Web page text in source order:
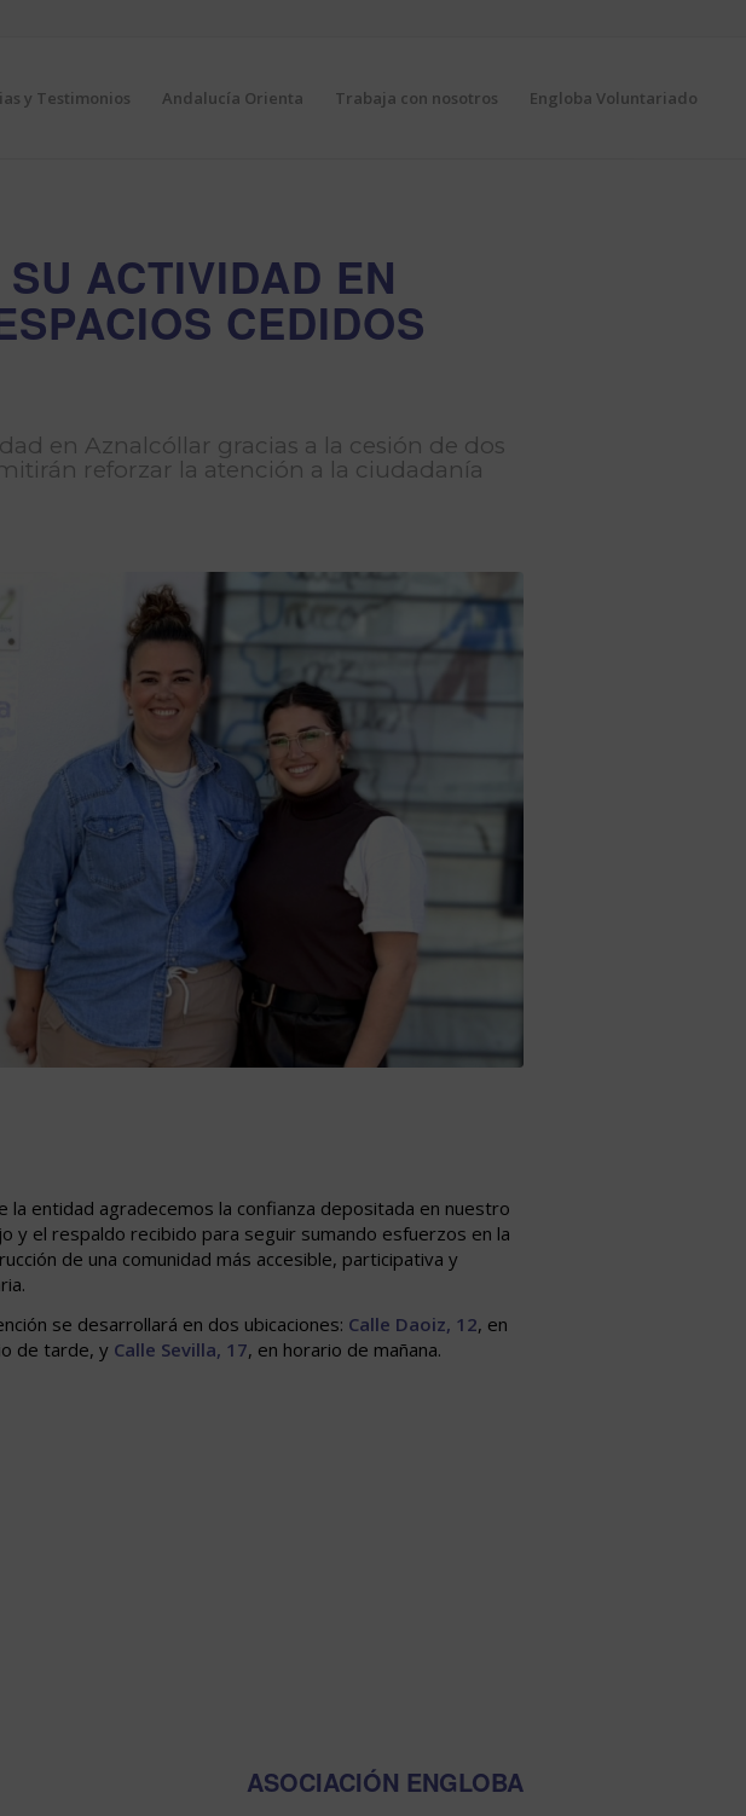
y Testimonios Andalucía Orienta Trabaja con nosotros Engloba Voluntariado
ACTIVIDAD EN
CEDIDOS
en Aznalcóllar gracias a la cesión de dos
reforzar la atención a la ciudadanía
la entidad agradecemos la confianza depositada en nuestro
y el respaldo recibido para seguir sumando esfuerzos en la
de una comunidad más accesible, participativa y
se desarrollará en dos ubicaciones: Calle Daoiz, 12, en
de tarde, y Calle Sevilla, 17, en horario de mañana.
ASOCIACIÓN ENGLOBA